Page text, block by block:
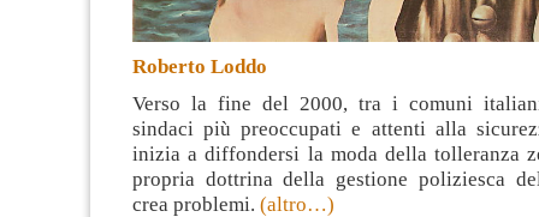
Roberto Loddo
Verso la fine del 2000, tra i comuni
sindaci più preoccupati e attenti alla
inizia a diffondersi la moda della tolleranza
propria dottrina della gestione poliziesca
crea problemi. (altro…)